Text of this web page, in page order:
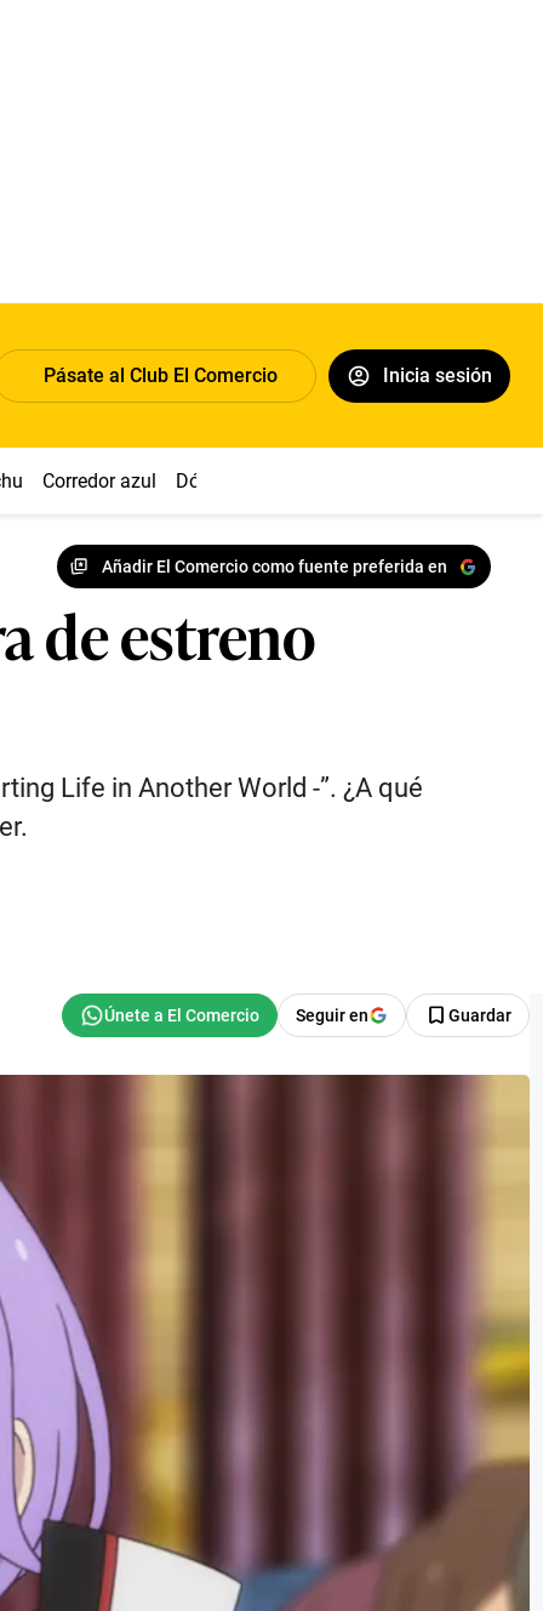
Pásate al Club El Comercio Inicia sesión
Corredor azul Dólar
Añadir El Comercio como fuente preferida en
de estreno
Life in Another World -”. ¿A qué
Seguir en Guardar